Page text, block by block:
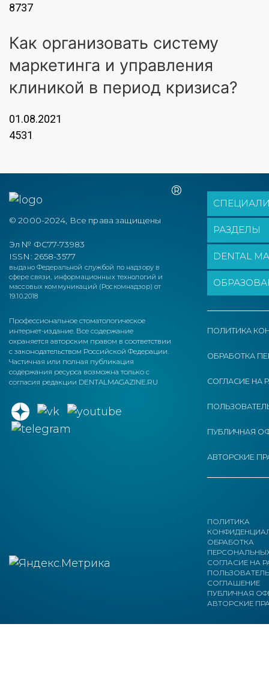
8737
Как организовать систему
маркетинга и управления
клиникой в период кризиса?
01.08.2021
4531
© 2000-2024, Все права защищены
Эл № ФС77-73983
ISSN: 2658-3577
выдано Федеральной службой по надзору в
сфере связи, информационных технологий и
массовых коммуникаций (Роскомнадзор) от
19.10.2018
Профессиональное стоматологическое
интернет-издание. Все содержание
охраняется авторским правом в соответствии
с законодательством Российской Федерации.
Частичная или полная публикация
содержания ресурса возможна только с
согласия редакции DENTALMAGAZINE.RU
РАЗДЕЛЫ
DENTAL
ПОЛИТИКА
ОБРАБОТКА
СОГЛАСИЕ НА
ПУБЛИЧНАЯ
АВТОРСКИЕ
ПОЛИТИКА
ОБРАБОТКА
СОГЛАСИЕ НА
СОГЛАШЕНИЕ
ПУБЛИЧНАЯ
АВТОРСКИЕ